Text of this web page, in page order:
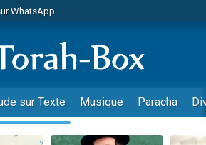
WhatsApp
Diane, 80 ans, dans un appartement insalubre
sur Zoom
WhatsApp
bénédiction
sur Zoom
sur Texte Musique Paracha